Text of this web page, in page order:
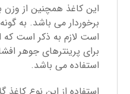
این کاغذ همچنین از
است لازم به ذکر است که
برای پرینترهای جوهر
استفاده می باشد.